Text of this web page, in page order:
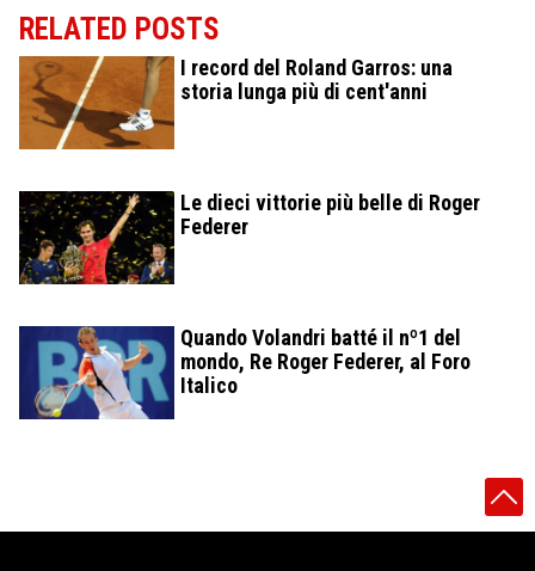
RELATED POSTS
I record del Roland Garros: una
storia lunga più di cent'anni
Le dieci vittorie più belle di Roger
Federer
Quando Volandri batté il nº1 del
mondo, Re Roger Federer, al Foro
Italico